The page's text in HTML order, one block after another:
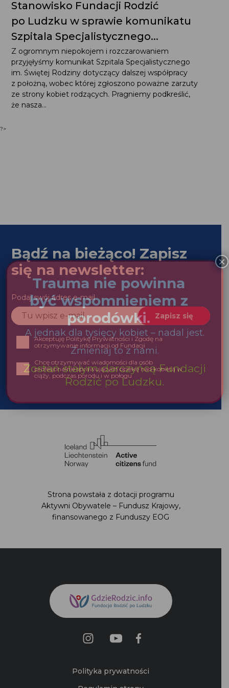
Stanowisko Fundacji Rodzić
po Ludzku w sprawie komunikatu
Szpitala Specjalistycznego...
Z ogromnym niepokojem i rozczarowaniem
przyjęłyśmy komunikat Szpitala Specjalistycznego
im. Świętej Rodziny dotyczący dalszej współpracy
z położną, wobec której zgłoszono poważne zarzuty
ze strony kobiet rodzących. Pragniemy podkreślić,
że nasza...
?>
Bądź na bieżąco! Zapisz
się na newsletter:
Podaj swój adres e-mail
Akceptuję Politykę Prywatności i Zgodę na
otrzymywanie informacji od Fundacji
Chcę otrzymywać wiadomości dla osób
profesjonalnie sprawujących opiekę nad kobietą w
ciąży, podczas porodu i w połogu
Strona powstała z dotacji programu
Aktywni Obywatele – Fundusz Krajowy,
finansowanego z Funduszy EOG
Polityka prywatności